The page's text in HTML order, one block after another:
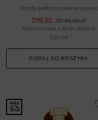
Wody perfumowane unisex
199,92 zł249,90 zł
Najniższa cena z 30 dni: 204,92 zł
100 ml
DODAJ DO KOSZYKA